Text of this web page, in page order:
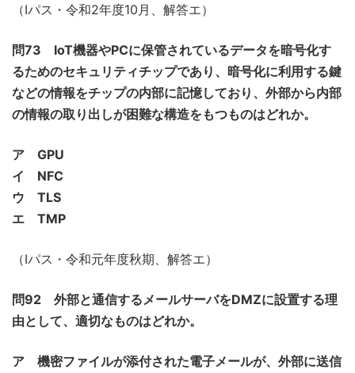
（Iパス・令和2年度10月、解答エ）
問73 IoT機器やPCに保管されているデータを暗号化す
るためのセキュリティチップであり、暗号化に利用する鍵
などの情報をチップの内部に記憶しており、外部から内部
の情報の取り出しが困難な構造をもつものはどれか。
ア GPU
イ NFC
ウ TLS
エ TMP
（Iパス・令和元年度秋期、解答エ）
問92 外部と通信するメールサーバをDMZに設置する理
由として、適切なものはどれか。
ア 機密ファイルが添付された電子メールが、外部に送信